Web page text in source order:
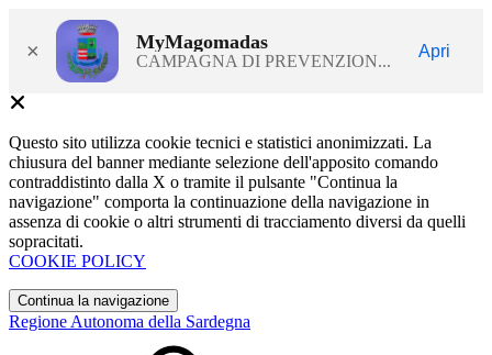
× MyMagomadas
CAMPAGNA DI PREVENZION...
Apri
Questo sito utilizza cookie tecnici e statistici anonimizzati. La
chiusura del banner mediante selezione dell'apposito comando
contraddistinto dalla X o tramite il pulsante "Continua la
navigazione" comporta la continuazione della navigazione in
assenza di cookie o altri strumenti di tracciamento diversi da quelli
sopracitati.
COOKIE POLICY
Continua la navigazione
Regione Autonoma della Sardegna